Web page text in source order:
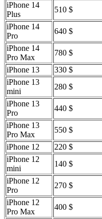
iPhone 14
Plus
510 $
iPhone 14
Pro
640 $
iPhone 14
Pro Max
780 $
iPhone 13
330 $
iPhone 13
mini
280 $
iPhone 13
Pro
440 $
iPhone 13
Pro Max
550 $
iPhone 12
220 $
iPhone 12
mini
140 $
iPhone 12
Pro
270 $
iPhone 12
Pro Max
400 $